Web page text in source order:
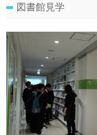
図書館見学